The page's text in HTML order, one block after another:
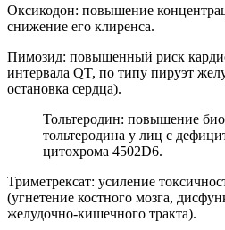
Оксикодон: повышение
снижение его клиренса.
Пимозид: повышенный риск
интервала QT, по типу пируэт
остановка сердца).
Тольтеродин: повышение
тольтеродина у лиц с
цитохрома 4502D6.
Триметрексат: усиление
(угнетение костного мозга,
желудочно-кишечного тракта).